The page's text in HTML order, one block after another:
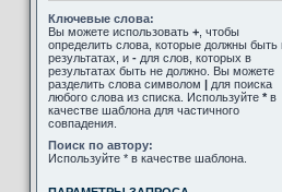
Ключевые слова:
Вы можете использовать + , чтобы
определить слова, которые должны быть
результатах, и - для слов, которых в
результатах быть не должно. Вы можете
разделить слова символом | для поиска
любого слова из списка. Используйте * в
качестве шаблона для частичного
совпадения.
Поиск по автору:
Используйте * в качестве шаблона.